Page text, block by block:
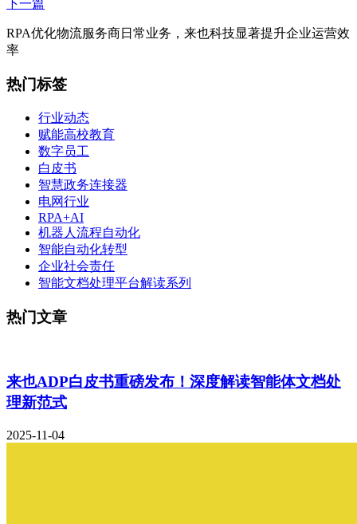
下一篇
RPA优化物流服务商日常业务，来也科技显著提升企业运营效
率
热门标签
行业动态
赋能高校教育
数字员工
白皮书
智慧政务连接器
电网行业
RPA+AI
机器人流程自动化
智能自动化转型
企业社会责任
智能文档处理平台解读系列
热门文章
来也ADP白皮书重磅发布！深度解读智能体文档处
理新范式
2025-11-04